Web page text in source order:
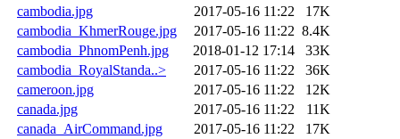
cambodia.jpg
2017-05-16 11:22
17K
cambodia_KhmerRouge.jpg
2017-05-16 11:22 8.4K
cambodia_PhnomPenh.jpg
2018-01-12 17:14
33K
cambodia_RoyalStanda..>
2017-05-16 11:22
36K
cameroon.jpg
2017-05-16 11:22
12K
canada.jpg
2017-05-16 11:22
11K
canada_AirCommand.jpg
2017-05-16 11:22
17K